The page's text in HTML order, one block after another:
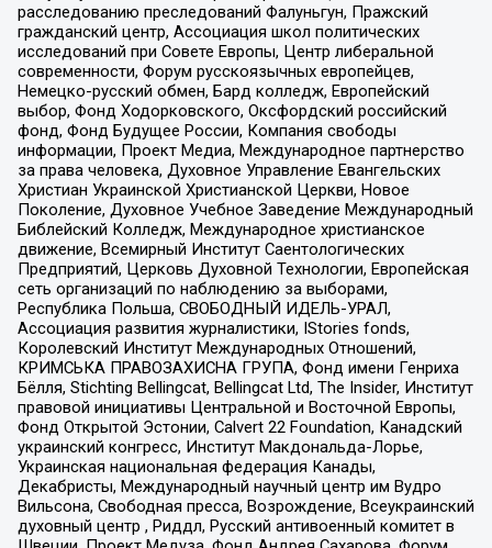
расследованию преследований Фалуньгун, Пражский
гражданский центр, Ассоциация школ политических
исследований при Совете Европы, Центр либеральной
современности, Форум русскоязычных европейцев,
Немецко-русский обмен, Бард колледж, Европейский
выбор, Фонд Ходорковского, Оксфордский российский
фонд, Фонд Будущее России, Компания свободы
информации, Проект Медиа, Международное партнерство
за права человека, Духовное Управление Евангельских
Христиан Украинской Христианской Церкви, Новое
Поколение, Духовное Учебное Заведение Международный
Библейский Колледж, Международное христианское
движение, Всемирный Институт Саентологических
Предприятий, Церковь Духовной Технологии, Европейская
сеть организаций по наблюдению за выборами,
Республика Польша, СВОБОДНЫЙ ИДЕЛЬ-УРАЛ,
Ассоциация развития журналистики, IStories fonds,
Королевский Институт Международных Отношений,
КРИМСЬКА ПРАВОЗАХИСНА ГРУПА, Фонд имени Генриха
Бёлля, Stichting Bellingcat, Bellingcat Ltd, The Insider, Институт
правовой инициативы Центральной и Восточной Европы,
Фонд Открытой Эстонии, Calvert 22 Foundation, Канадский
украинский конгресс, Институт Макдональда-Лорье,
Украинская национальная федерация Канады,
Декабристы, Международный научный центр им Вудро
Вильсона, Свободная пресса, Возрождение, Всеукраинский
духовный центр , Риддл, Русский антивоенный комитет в